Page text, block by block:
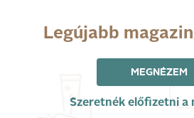
Legújabb
MEGNÉZEM
Szeretnék előfizetni a